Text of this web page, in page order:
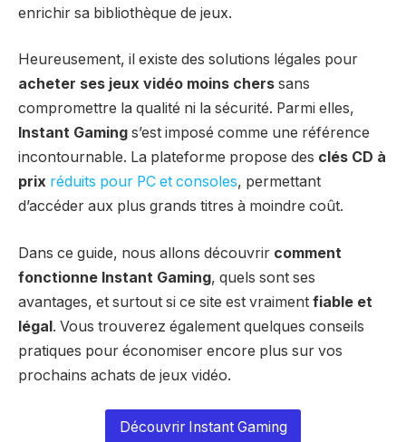
enrichir sa bibliothèque de jeux.
Heureusement, il existe des solutions légales pour
acheter ses jeux vidéo moins chers sans
compromettre la qualité ni la sécurité. Parmi elles,
Instant Gaming s’est imposé comme une référence
incontournable. La plateforme propose des clés CD à
prix réduits pour PC et consoles, permettant
d’accéder aux plus grands titres à moindre coût.
Dans ce guide, nous allons découvrir comment
fonctionne Instant Gaming, quels sont ses
avantages, et surtout si ce site est vraiment fiable et
légal. Vous trouverez également quelques conseils
pratiques pour économiser encore plus sur vos
prochains achats de jeux vidéo.
Découvrir Instant Gaming